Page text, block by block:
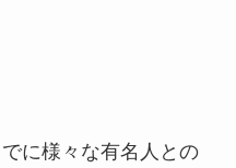
に様々な有名人との